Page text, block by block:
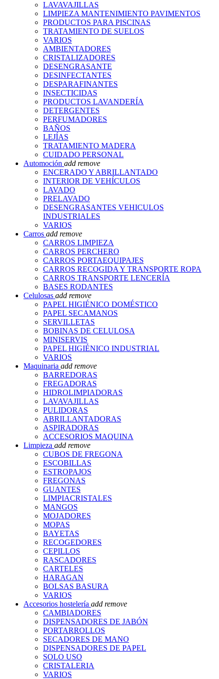
LAVAVAJILLAS
LIMPIEZA MANTENIMIENTO PAVIMENTOS
PRODUCTOS PARA PISCINAS
TRATAMIENTO DE SUELOS
VARIOS
AMBIENTADORES
CRISTALIZADORES
DESENGRASANTE
DESINFECTANTES
DESPARAFINANTES
INSECTICIDAS
PRODUCTOS LAVANDERÍA
DETERGENTES
PERFUMADORES
BAÑOS
LEJÍAS
TRATAMIENTO MADERA
CUIDADO PERSONAL
Automoción add remove
ENCERADO Y ABRILLANTADO
INTERIOR DE VEHÍCULOS
LAVADO
PRELAVADO
DESENGRASANTES VEHICULOS
INDUSTRIALES
VARIOS
Carros add remove
CARROS LIMPIEZA
CARROS PERCHERO
CARROS PORTAEQUIPAJES
CARROS RECOGIDA Y TRANSPORTE ROPA
CARROS TRANSPORTE LENCERÍA
BASES RODANTES
Celulosas add remove
PAPEL HIGIÉNICO DOMÉSTICO
PAPEL SECAMANOS
SERVILLETAS
BOBINAS DE CELULOSA
MINISERVIS
PAPEL HIGIÉNICO INDUSTRIAL
VARIOS
Maquinaria add remove
BARREDORAS
FREGADORAS
HIDROLIMPIADORAS
LAVAVAJILLAS
PULIDORAS
ABRILLANTADORAS
ASPIRADORAS
ACCESORIOS MAQUINA
Limpieza add remove
CUBOS DE FREGONA
ESCOBILLAS
ESTROPAJOS
FREGONAS
GUANTES
LIMPIACRISTALES
MANGOS
MOJADORES
MOPAS
BAYETAS
RECOGEDORES
CEPILLOS
RASCADORES
CARTELES
HARAGAN
BOLSAS BASURA
VARIOS
Accesorios hostelería add remove
CAMBIADORES
DISPENSADORES DE JABÓN
PORTARROLLOS
SECADORES DE MANO
DISPENSADORES DE PAPEL
SOLO USO
CRISTALERIA
VARIOS